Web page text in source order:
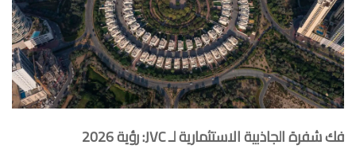
فك شفرة الجاذبية الاستثمارية لـ JVC: رؤية 2026